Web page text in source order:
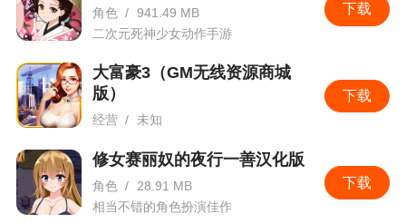
8.优化：推送信息功能调整优化。
下载
角色 / 941.49 MB
二次元死神少女动作手游
下载
大富豪3（GM无线资源商城
版）
经营 / 未知
下载
修女赛丽奴的夜行一善汉化版
角色 /
28.91 MB
相当不错的角色扮演佳作